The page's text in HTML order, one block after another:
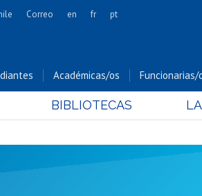
Cs. Forestales y Conservación
Cs. Sociales
Correo en fr pt
Académicas/os Funcionarias/
BIBLIOTECAS